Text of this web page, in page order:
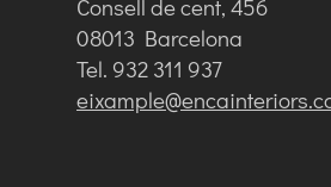
Consell de cent, 456
08013 Barcelona
Tel. 932 311 937